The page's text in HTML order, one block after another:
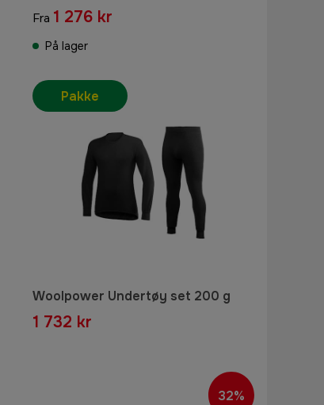
Fra 1 276 kr
På lager
Woolpower Undertøy set 200 g
1 732 kr
Pakke
32%